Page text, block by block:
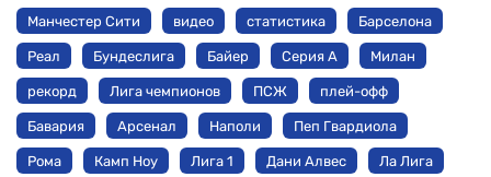
Манчестер Сити видео статистика Барселона
Реал Бундеслига Байер Серия А Милан
рекорд Лига чемпионов ПСЖ плей-офф
Бавария Арсенал Наполи Пеп Гвардиола
Рома Камп Ноу Лига 1 Дани Алвес Ла Лига